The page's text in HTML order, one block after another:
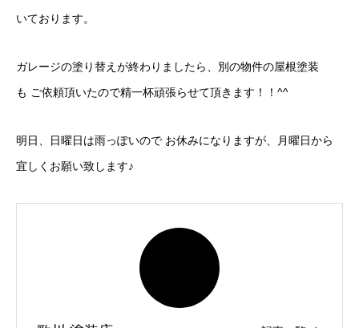
いております。
ガレージの塗り替えが終わりましたら、別の物件の屋根塗装
も ご依頼頂いたので精一杯頑張らせて頂きます！！^^
明日、日曜日は雨っぽいので お休みになりますが、月曜日から
宜しくお願い致します♪